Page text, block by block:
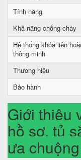
Tính năng
Khả năng chống cháy
Hệ thống khóa liên
thông minh
Thương hiệu
Bảo hành
Giới thiệu
hồ sơ, tủ
ưa